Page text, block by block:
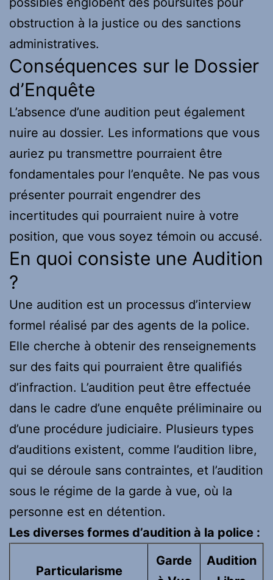
obstruction à la justice ou des sanctions
administratives.
Conséquences sur le Dossier
d’Enquête
L’absence d’une audition peut également
nuire au dossier. Les informations que vous
auriez pu transmettre pourraient être
fondamentales pour l’enquête. Ne pas vous
présenter pourrait engendrer des
incertitudes qui pourraient nuire à votre
position, que vous soyez témoin ou accusé.
En quoi consiste une Audition
?
Une audition est un processus d’interview
formel réalisé par des agents de la police.
Elle cherche à obtenir des renseignements
sur des faits qui pourraient être qualifiés
d’infraction. L’audition peut être effectuée
dans le cadre d’une enquête préliminaire ou
d’une procédure judiciaire. Plusieurs types
d’auditions existent, comme l’audition libre,
qui se déroule sans contraintes, et l’audition
sous le régime de la garde à vue, où la
personne est en détention.
Les diverses formes d’audition à la police :
Particularisme
Garde
Audition